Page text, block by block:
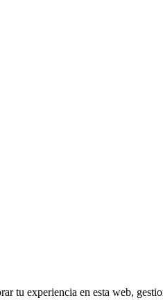
tu experiencia en esta web,